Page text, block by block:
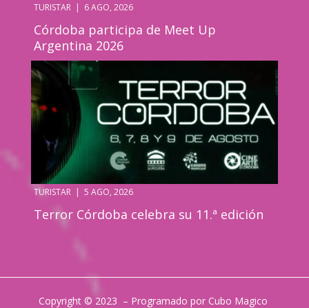
TURISTAR | 6 AGO, 2026
Córdoba participa de Meet Up
Argentina 2026
TURISTAR | 5 AGO, 2026
Terror Córdoba celebra su 11.ª edición
Copyright © 2023 – Programado por Cubo Magico